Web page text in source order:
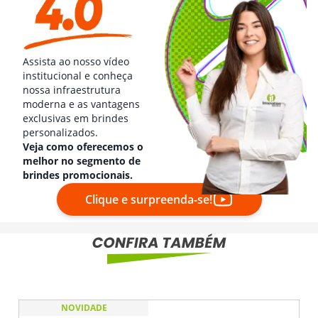
Assista ao nosso vídeo
institucional e conheça
nossa infraestrutura
moderna e as vantagens
exclusivas em brindes
personalizados.
Veja como oferecemos o
melhor no segmento de
brindes promocionais.
Clique e surpreenda-se!
NOVIDADE